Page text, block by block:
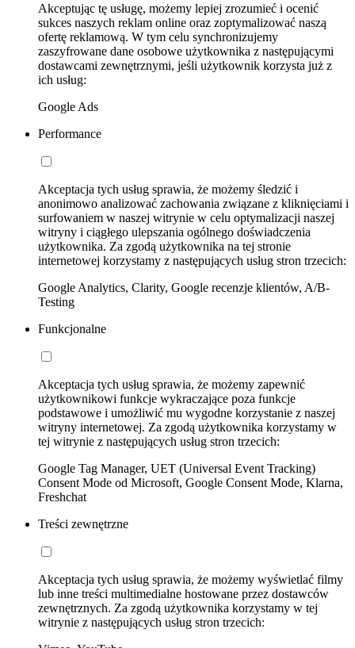
Akceptując tę usługę, możemy lepiej zrozumieć i ocenić
sukces naszych reklam online oraz zoptymalizować naszą
ofertę reklamową. W tym celu synchronizujemy
zaszyfrowane dane osobowe użytkownika z następującymi
dostawcami zewnętrznymi, jeśli użytkownik korzysta już z
ich usług:
Google Ads
Performance
Akceptacja tych usług sprawia, że możemy śledzić i
anonimowo analizować zachowania związane z kliknięciami i
surfowaniem w naszej witrynie w celu optymalizacji naszej
witryny i ciągłego ulepszania ogólnego doświadczenia
użytkownika. Za zgodą użytkownika na tej stronie
internetowej korzystamy z następujących usług stron trzecich:
Google Analytics, Clarity, Google recenzje klientów, A/B-
Testing
Funkcjonalne
Akceptacja tych usług sprawia, że możemy zapewnić
użytkownikowi funkcje wykraczające poza funkcje
podstawowe i umożliwić mu wygodne korzystanie z naszej
witryny internetowej. Za zgodą użytkownika korzystamy w
tej witrynie z następujących usług stron trzecich:
Google Tag Manager, UET (Universal Event Tracking)
Consent Mode od Microsoft, Google Consent Mode, Klarna,
Freshchat
Treści zewnętrzne
Akceptacja tych usług sprawia, że możemy wyświetlać filmy
lub inne treści multimedialne hostowane przez dostawców
zewnętrznych. Za zgodą użytkownika korzystamy w tej
witrynie z następujących usług stron trzecich: